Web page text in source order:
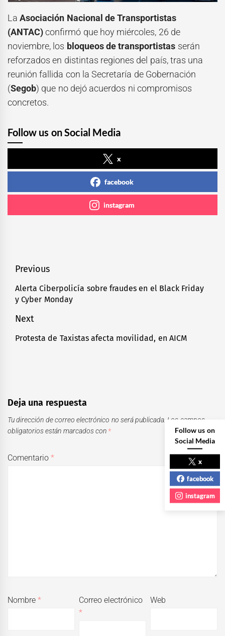
LaAsociación Nacional de Transportistas
(ANTAC)confirmó que hoy miércoles, 26 de
noviembre, los bloqueos de transportistas serán
reforzados en distintas regiones del país, tras una
reunión fallida con la Secretaría de Gobernación
(Segob) que no dejó acuerdos ni compromisos
concretos.
Follow us on Social Media
x
facebook
instagram
Navegación
de
entradas
Previous
Previous
post:
Alerta Ciberpolicía sobre fraudes en el Black Friday
y Cyber Monday
Next
Next
Protesta de Taxistas afecta movilidad, en AICM
Deja una respuesta
Tu dirección de correo electrónico no será publicada. Los campos
obligatorios están marcados con *
Comentario*
Nombre*
Correo electrónico
*
Web
Follow us on
Social Media
x
facebook
instagram